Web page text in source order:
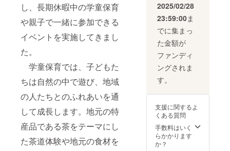
し、長期休暇中の学童保育
や親子で一緒に参加できる
イベントを実施してきまし
た。
学童保育では、子どもた
ちは自然の中で遊び、地域
の人たちとのふれあいを通
して成長します。地元の特
産品である茶をテーマにし
た茶道体験や地元の食材を
2025/02/28
23:59:00ま
でに集まっ
た金額が
ファンディ
ングされま
す。
支援に関するよ
くある質問
手数料はいく
らかかります
か？